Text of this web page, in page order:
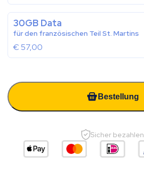
30GB Data
für den französischen Teil St. Martins
€57,00
Bestellung
Sicher bezahlen